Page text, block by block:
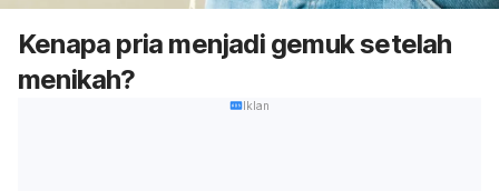
Kenapa pria menjadi gemuk setelah
menikah?
Iklan